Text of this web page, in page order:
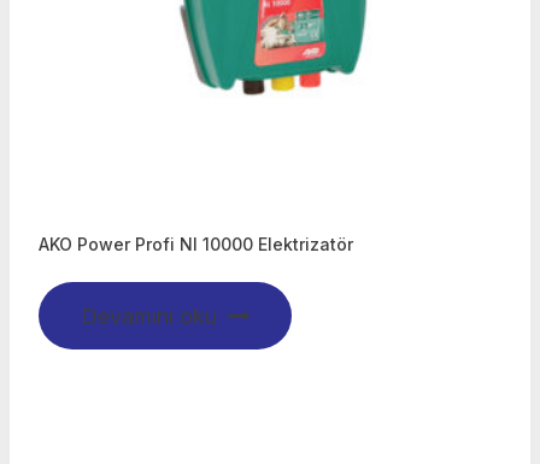
AKO Power Profi NI 10000 Elektrizatör
Devamını oku